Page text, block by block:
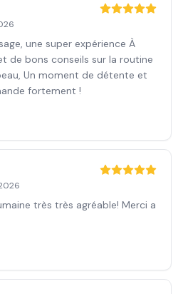
une super expérience À
de bons conseils sur la routine
Un moment de détente et
fortement !
très très agréable! Merci a